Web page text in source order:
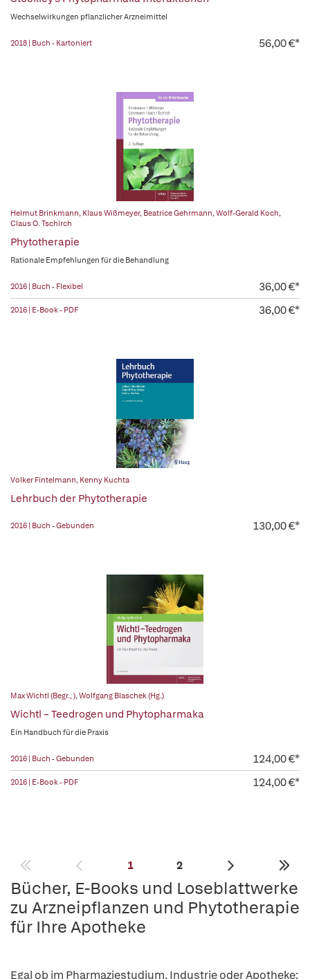
Wechselwirkungen pflanzlicher Arzneimittel
2018 | Buch - Kartoniert 56,00 €*
Helmut Brinkmann, Klaus Wißmeyer, Beatrice Gehrmann,Wolf-Gerald Koch,
Claus O. Tschirch
Phytotherapie
Rationale Empfehlungen für die Behandlung
2016 | Buch - Flexibel 36,00 €*
2016 | E-Book - PDF 36,00 €*
Volker Fintelmann, Kenny Kuchta
Lehrbuch der Phytotherapie
2016 | Buch - Gebunden 130,00 €*
Max Wichtl (Begr., ),Wolfgang Blaschek (Hg.)
Wichtl – Teedrogen und Phytopharmaka
Ein Handbuch für die Praxis
2016 | Buch - Gebunden 124,00 €*
2016 | E-Book - PDF 124,00 €*
1 2
Bücher, E-Books und Loseblattwerke
zu Arzneipflanzen und Phytotherapie
für Ihre Apotheke
Egal ob im Pharmaziestudium, Industrie oder Apotheke: